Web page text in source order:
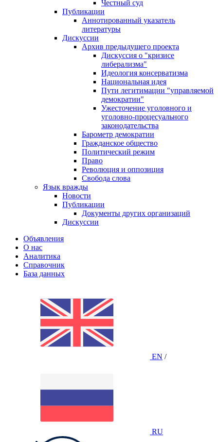
Честный суд
Публикации
Аннотированный указатель
литературы
Дискуссии
Архив предыдущего проекта
Дискуссия о "кризисе
либерализма"
Идеология консерватизма
Национальная идея
Пути легитимации "управляемой
демократии"
Ужесточение уголовного и
уголовно-процесуального
законодательства
Барометр демократии
Гражданское общество
Политический режим
Право
Революция и оппозиция
Свобода слова
Язык вражды
Новости
Публикации
Документы других организаций
Дискуссии
Объявления
О нас
Аналитика
Справочник
База данных
EN /
RU